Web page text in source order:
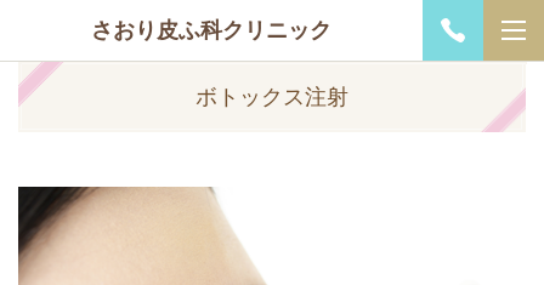
さおり皮ふ科クリニック
ボトックス注射